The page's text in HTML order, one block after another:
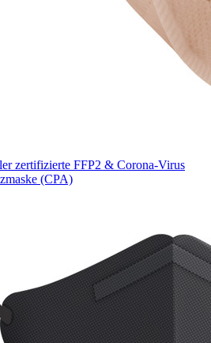
zertifizierte FFP2 & Corona-Virus
(CPA)